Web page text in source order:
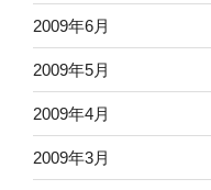
2009年6月
2009年5月
2009年4月
2009年3月